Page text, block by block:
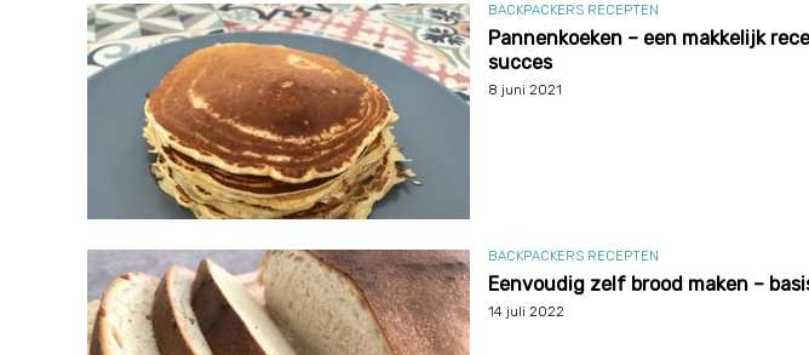
BACKPACKERS RECEPTEN
Pannenkoeken – een makkelijk
succes
8 juni 2021
BACKPACKERS RECEPTEN
Eenvoudig zelf brood maken –
14 juli 2022